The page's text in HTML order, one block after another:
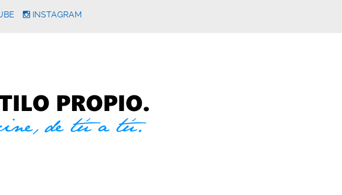
INSTAGRAM